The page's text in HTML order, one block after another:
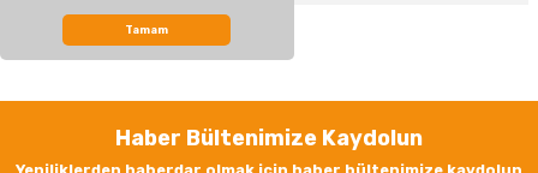
Tamam
Bu ürünün fiyat bilgisi, resim, ürün açıklamalarında ve diğer konularda
yetersiz gördüğünüz noktaları öneri formunu kullanarak tarafımıza
Görüş ve önerileriniz için teşekkür ederiz.
Ürün resmi kalitesiz, bozuk veya görüntülenemiyor.
Haber Bültenimize Kaydolun